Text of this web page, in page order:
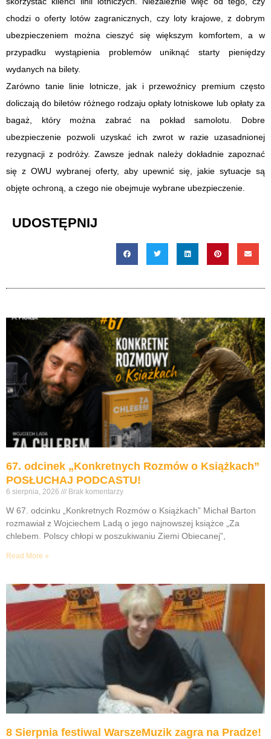
chodzi o oferty lotów zagranicznych, czy loty krajowe, z dobrym
ubezpieczeniem można cieszyć się większym komfortem, a w
przypadku wystąpienia problemów uniknąć starty pieniędzy
wydanych na bilety.
Zarówno tanie linie lotnicze, jak i przewoźnicy premium często
doliczają do biletów różnego rodzaju opłaty lotniskowe lub opłaty za
bagaż, który można zabrać na pokład samolotu. Dobre
ubezpieczenie pozwoli uzyskać ich zwrot w razie uzasadnionej
rezygnacji z podróży. Zawsze jednak należy dokładnie zapoznać
się z OWU wybranej oferty, aby upewnić się, jakie sytuacje są
objęte ochroną, a czego nie obejmuje wybrane ubezpieczenie.
UDOSTĘPNIJ
67. odcinek „Konkretnych Rozmów o Książkach”
POSŁUCHAJ PODCASTU!
6 sierpnia, 2026 Brak komentarzy
W 67. odcinku „Konkretnych Rozmów o Książkach” Michał Barton
rozmawiał z Wojciechem Ladą o jego najnowszej książce „Za
chlebem. Polscy chłopi w poszukiwaniu Ziemi Obiecanej”,
Read More »
8 Sierpnia festiwal WarszeMuzik zagra na Pradze!